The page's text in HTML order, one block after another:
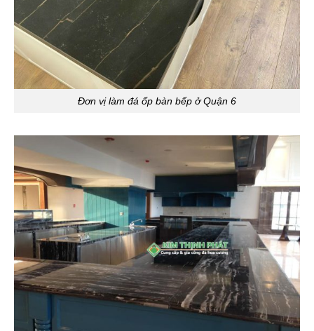
Đơn vị làm đá ốp bàn bếp ở Quận 6